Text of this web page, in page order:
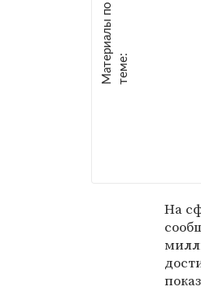
М
а
т е
р
и
а
л
ы
п
о
т
е
м
е :
На